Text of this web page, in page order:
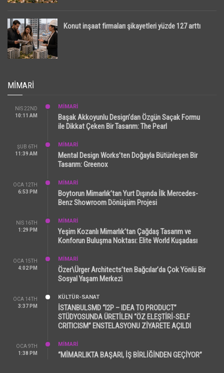
Konut inşaat firmaları şikayetleri yüzde 127 arttı
MIMARI
NIS 22ND
10:11 AM
MİMARİ
Başak Akkoyunlu Design’dan Özgün Saçak Formu
ile Dikkat Çeken Bir Tasarım: The Pearl
ŞUB 6TH
11:39 AM
MİMARİ
Mental Design Works’ten Doğayla Bütünleşen Bir
Tasarım: Greenox
OCA 12TH
6:53 PM
MİMARİ
Boytorun Mimarlık’tan Yurt Dışında İlk Mercedes-
Benz Showroom Dönüşüm Projesi
NIS 16TH
1:29 PM
MİMARİ
Yeşim Kozanlı Mimarlık’tan Çağdaş Tasarım ve
Konforun Buluşma Noktası: Elite World Kuşadası
OCA 15TH
4:02 PM
MİMARİ
Özer\Ürger Architects’ten Bağcılar’da Çok Yönlü Bir
Sosyal Yaşam Merkezi
OCA 14TH
3:37 PM
KÜLTÜR-SANAT
İSTANBULSMD “I2P – IDEA TO PRODUCT”
STÜDYOSUNDA ÜRETİLEN “ÖZ ELEŞTİRİ-SELF
CRITICISM” ENSTELASYONU ZİYARETE AÇILDI
OCA 9TH
1:38 PM
MİMARİ
“MİMARLIKTA BAŞARI, İŞ BİRLİĞİNDEN GEÇİYOR”